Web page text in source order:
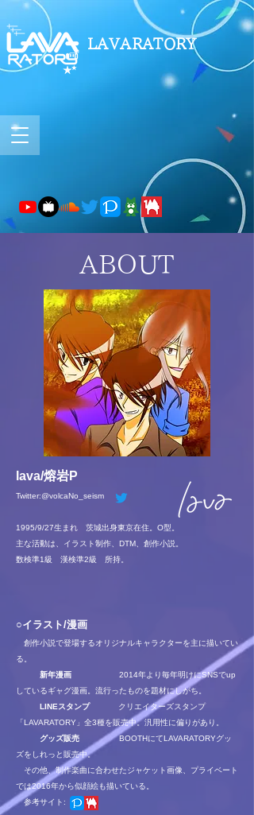
LAVARATORY
ABOUT
lava/熔岩P
Twitter​:@volcaNo_seism
1995/9/27生まれ 茨城出身東京在住。O型。
主な活動は、​イラスト制作、DTM、創作小説。
数検準1級 漢検準2級 所持。
○イラスト/漫画
創作小説で登場するオリジナルキャラクターを主に描いてい
る。
新年漫画 2014年より毎年明けにSNSでup
しているギャグ漫画。流行ったものを題材にしがち。
LINEスタンプクリエイターズスタンプ
「LAVARATORY」全3種を販売中。汎用性に偏りがあり。
グッズ販売 BOOTHにてLAVARATORYグッ
ズをしれっと販売中。
その他、制作楽曲に合わせたジャケット画像、プライベート
では2016年から似顔絵も描いている。
参考サイト: